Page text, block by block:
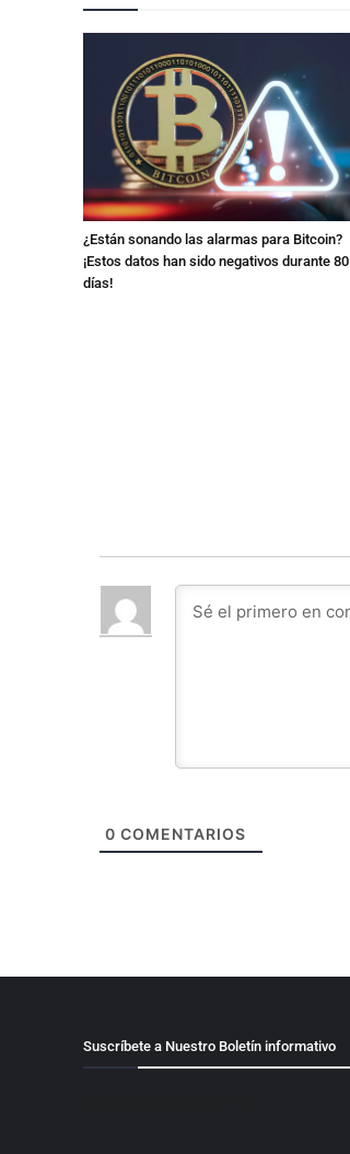
¿Están sonando las alarmas para Bitcoin?
¡Estos datos han sido negativos durante 80
días!
0 COMENTARIOS
Suscríbete a Nuestro Boletín informativo